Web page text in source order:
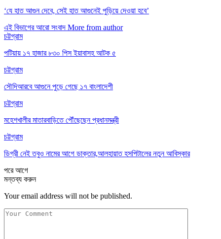
‘যে হাত আগুন দেবে, সেই হাত আগুনেই পুড়িয়ে দেওয়া হবে’
এই বিভাগের আরো সংবাদ More from author
চট্টগ্রাম
পটিয়ায় ১৭ হাজার ৮৩০ পিস ইয়াবাসহ আটক ৫
চট্টগ্রাম
সৌদিআরবে আগুনে পুড়ে গেছে ১৭ বাংলাদেশী
চট্টগ্রাম
মহেশখালীর মাতারবাড়িতে পৌঁছেছেন প্রধানমন্ত্রী
চট্টগ্রাম
ডিগ্রী নেই তবুও নামের আগে ডাক্তার,আলহায়াত হসপিটালের নতুন আবিস্কার
পরেআগে
মন্তব্য করুন
Your email address will not be published.